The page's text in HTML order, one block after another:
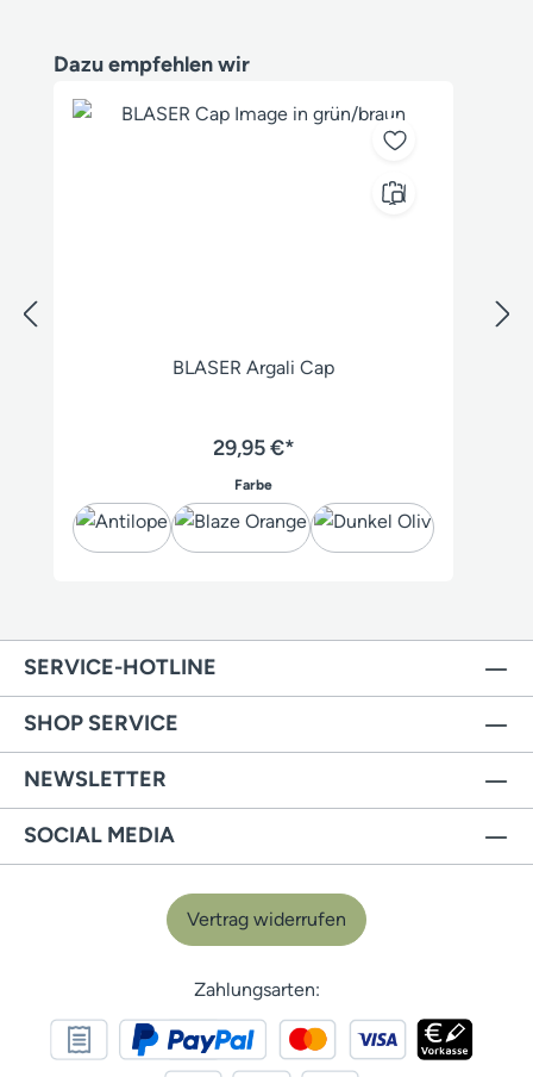
Produktgalerie überspringen
Dazu empfehlen wir
BLASER Argali Cap
29,95 €*
Farbeauswählen
SERVICE-HOTLINE
SHOP SERVICE
NEWSLETTER
SOCIAL MEDIA
Vertrag widerrufen
Zahlungsarten: